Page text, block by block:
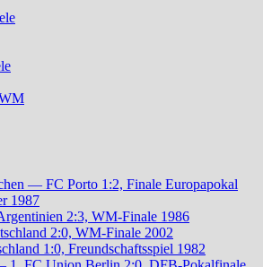
— FC Porto 1:2, Finale Europapokal
1987
2:3, WM-Finale 1986
2:0, WM-Finale 2002
1:0, Freundschaftsspiel 1982